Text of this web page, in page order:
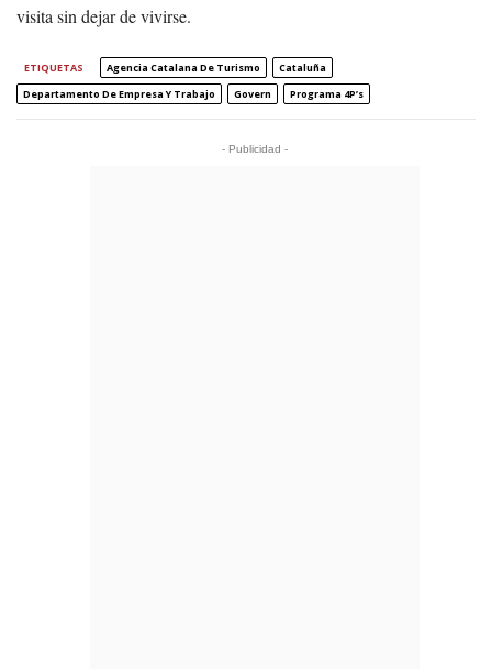
visita sin dejar de vivirse.
ETIQUETAS Agencia Catalana De Turismo
Cataluña
Departamento De Empresa Y Trabajo
Govern Programa 4P’s
- Publicidad -